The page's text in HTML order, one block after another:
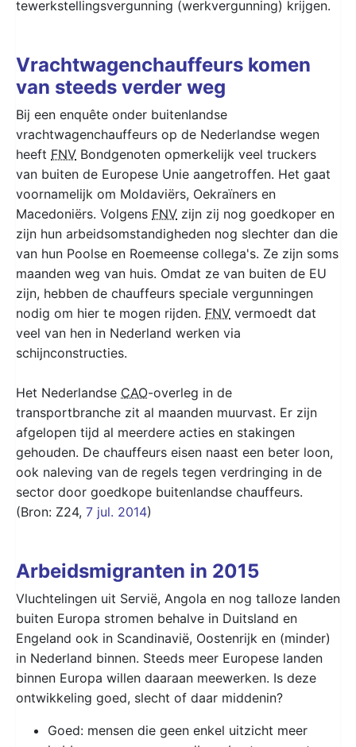
tewerkstellingsvergunning (werkvergunning) krijgen.
Vrachtwagenchauffeurs komen
van steeds verder weg
Bij een enquête onder buitenlandse
vrachtwagenchauffeurs op de Nederlandse wegen
heeft FNV Bondgenoten opmerkelijk veel truckers
van buiten de Europese Unie aangetroffen. Het gaat
voornamelijk om Moldaviërs, Oekraïners en
Macedoniërs. Volgens FNV zijn zij nog goedkoper en
zijn hun arbeidsomstandigheden nog slechter dan die
van hun Poolse en Roemeense collega's. Ze zijn soms
maanden weg van huis. Omdat ze van buiten de EU
zijn, hebben de chauffeurs speciale vergunningen
nodig om hier te mogen rijden. FNV vermoedt dat
veel van hen in Nederland werken via
schijnconstructies.
Het Nederlandse CAO-overleg in de
transportbranche zit al maanden muurvast. Er zijn
afgelopen tijd al meerdere acties en stakingen
gehouden. De chauffeurs eisen naast een beter loon,
ook naleving van de regels tegen verdringing in de
sector door goedkope buitenlandse chauffeurs.
(Bron: Z24, 7 jul. 2014)
Arbeidsmigranten in 2015
Vluchtelingen uit Servië, Angola en nog talloze landen
buiten Europa stromen behalve in Duitsland en
Engeland ook in Scandinavië, Oostenrijk en (minder)
in Nederland binnen. Steeds meer Europese landen
binnen Europa willen daaraan meewerken. Is deze
ontwikkeling goed, slecht of daar middenin?
Goed: mensen die geen enkel uitzicht meer